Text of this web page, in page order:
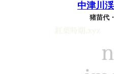
中津川
猪苗代